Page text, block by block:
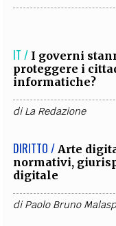
IT / I governi
proteggere i
informatiche?
diLa Redazione
DIRITTO / Arte
normativi,
digitale
diPaolo Bruno